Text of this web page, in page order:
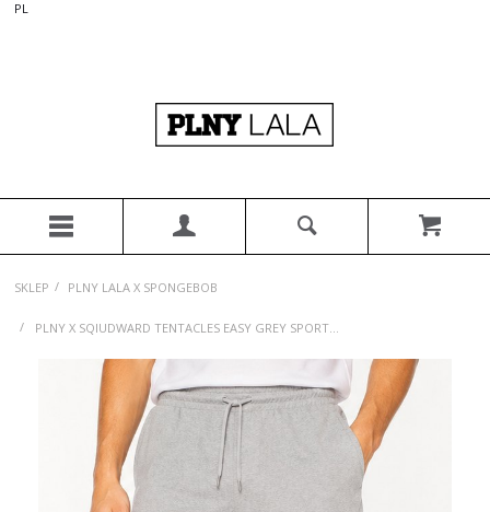
PL
SKLEP / PLNY LALA X SPONGEBOB
/ PLNY X SQIUDWARD TENTACLES EASY GREY SPORT...